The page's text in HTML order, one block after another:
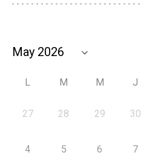
L M M J
27 28 29 30
4 5 6 7